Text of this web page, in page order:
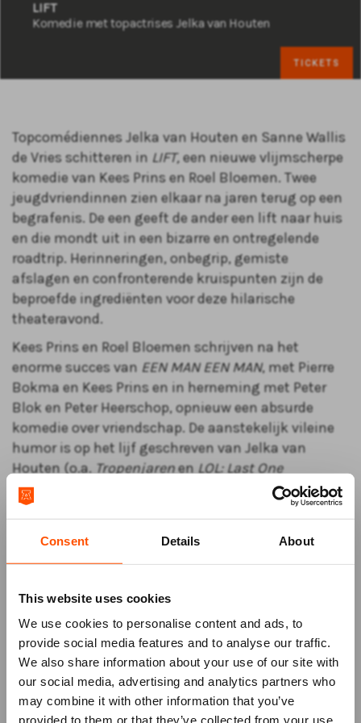
Consent Details About
This website uses cookies
We use cookies to personalise content and ads, to
provide social media features and to analyse our traffic.
We also share information about your use of our site with
our social media, advertising and analytics partners who
may combine it with other information that you’ve
provided to them or that they’ve collected from your use
LIFT
Komedie met topactrises Jelka van Houten
TICKETS
Topcomédiennes Jelka van Houten en Sanne Wallis
de Vries schitteren in LIFT,een nieuwe vlijmscherpe
komedie van Kees Prins en Roel Bloemen. Twee
jeugdvriendinnen zien elkaar na jaren terug op een
begrafenis. De een geeft de ander een lift naar huis
en die mondt uit in een bizarre en ontregelende
roadtrip. Herinneringen, onbegrip, gemiste
afslagen en confronterende kruispunten zijn de
beproefde ingrediënten voor deze hilarische
theateravond.
Kees Prins en Roel Bloemen schrijven na het
enorme succes van EEN MAN EEN MAN, met Pierre
Bokma en Kees Prins en in herneming met Peter
Blok en Peter Heerschop, opnieuw een absurde
komedie over vriendschap. De aanstekelijk vileine
humor is op het lijf geschreven van Jelka van
Houten (o.a. Tropenjarenen LOL: Last One
Laughing
) en Sanne Wallis de Vries (o.a.Koefnoen,
Hockeyvaders
Kom naar de gratis inleiding!
inleiding en ontdek meer over het verhaal, de
makers en wat je kunt verwachten. Aanmelden kan
eenvoudig tijdens het bestelproces (bij stap 3), of
via de Theaterkassa. Bel +31 (0)591 850 856 of mail
naar info@atlastheater.nl om je plek te reserveren.